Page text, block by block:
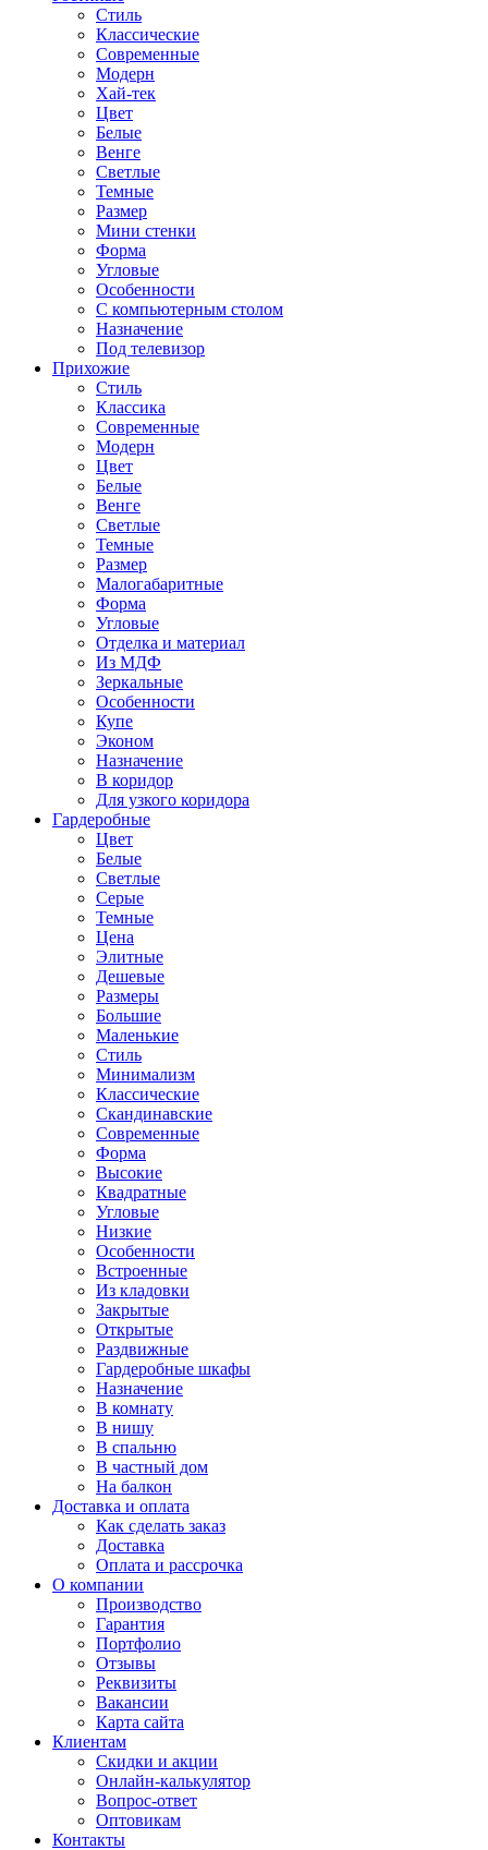
Стиль
Классические
Современные
Модерн
Хай-тек
Цвет
Белые
Венге
Светлые
Темные
Размер
Мини стенки
Форма
Угловые
Особенности
С компьютерным столом
Назначение
Под телевизор
Прихожие
Стиль
Классика
Современные
Модерн
Цвет
Белые
Венге
Светлые
Темные
Размер
Малогабаритные
Форма
Угловые
Отделка и материал
Из МДФ
Зеркальные
Особенности
Купе
Эконом
Назначение
В коридор
Для узкого коридора
Гардеробные
Цвет
Белые
Светлые
Серые
Темные
Цена
Элитные
Дешевые
Размеры
Большие
Маленькие
Стиль
Минимализм
Классические
Скандинавские
Современные
Форма
Высокие
Квадратные
Угловые
Низкие
Особенности
Встроенные
Из кладовки
Закрытые
Открытые
Раздвижные
Гардеробные шкафы
Назначение
В комнату
В нишу
В спальню
В частный дом
На балкон
Доставка и оплата
Как сделать заказ
Доставка
Оплата и рассрочка
О компании
Производство
Гарантия
Портфолио
Отзывы
Реквизиты
Вакансии
Карта сайта
Клиентам
Скидки и акции
Онлайн-калькулятор
Вопрос-ответ
Оптовикам
Контакты